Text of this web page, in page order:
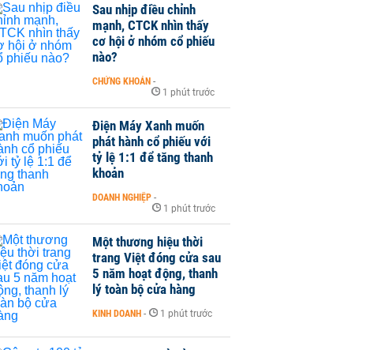
Sau nhịp điều chỉnh
mạnh, CTCK nhìn thấy
cơ hội ở nhóm cổ phiếu
nào?
CHỨNG KHOÁN -
1 phút trước
Điện Máy Xanh muốn
phát hành cổ phiếu với
tỷ lệ 1:1 để tăng thanh
khoản
DOANH NGHIỆP -
1 phút trước
Một thương hiệu thời
trang Việt đóng cửa sau
5 năm hoạt động, thanh
lý toàn bộ cửa hàng
KINH DOANH - 1 phút trước